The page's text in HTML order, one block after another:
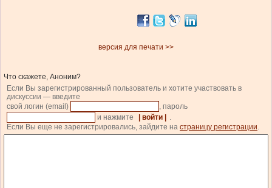
версия для печати >>
Что скажете, Аноним?
Если Вы зарегистрированный пользователь и хотите участвовать в
дискуссии — введите
свой логин (email)
, пароль
и нажмите
| войти |
Если Вы еще не зарегистрировались, зайдите на страницу регистрации